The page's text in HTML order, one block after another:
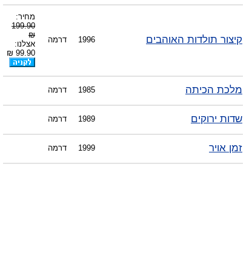
קיצור תולדות האוהבים 1996 דרמה
מחיר:
199.90
₪
אצלנו:
99.90 ₪
מלכת הכיתה 1985 דרמה
שדות ירוקים 1989 דרמה
זמן אויר 1999 דרמה